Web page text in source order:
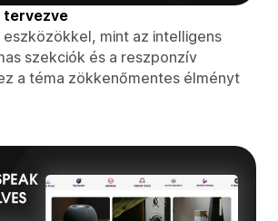
tervezve
eszközökkel, mint az intelligens
szekciók és a reszponzív
a téma zökkenőmentes élményt